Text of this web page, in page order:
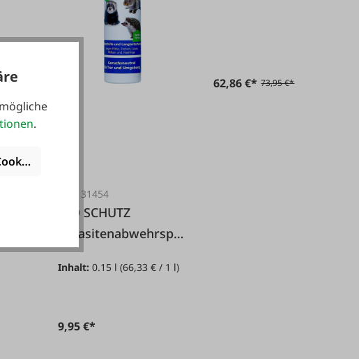
#FA131454
BIO SCHUTZ
Parasitenabwehrspr
ay für Nager, Igel
und Frettchen
Inhalt:0.15 l(66,33 € / 1 l)
9,95 €*
62,86 €* 73,95 €*
.
akzeptieren